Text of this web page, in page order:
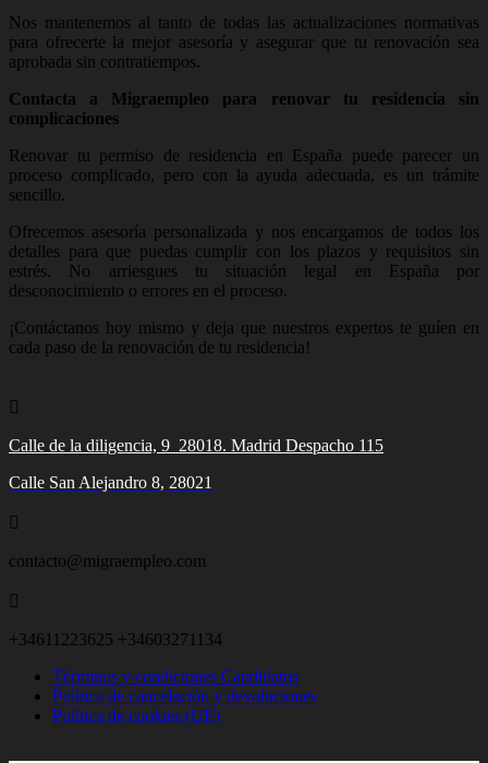
Nos mantenemos al tanto de todas las actualizaciones normativas
para ofrecerte la mejor asesoría y asegurar que tu renovación sea
aprobada sin contratiempos.
Contacta a Migraempleo para renovar tu residencia sin
complicaciones
Renovar tu permiso de residencia en España puede parecer un
proceso complicado, pero con la ayuda adecuada, es un trámite
sencillo.
Ofrecemos asesoría personalizada y nos encargamos de todos los
detalles para que puedas cumplir con los plazos y requisitos sin
estrés. No arriesgues tu situación legal en España por
desconocimiento o errores en el proceso.
¡Contáctanos hoy mismo y deja que nuestros expertos te guíen en
cada paso de la renovación de tu residencia!

Calle de la diligencia, 9 28018. Madrid Despacho 115
Calle San Alejandro 8, 28021

contacto@migraempleo.com

+34611223625 +34603271134
Términos y condiciones Candidatos
Política de cancelación y devoluciones
Política de cookies (UE)